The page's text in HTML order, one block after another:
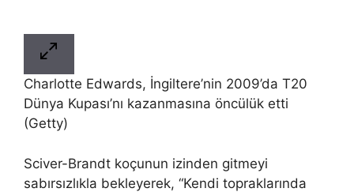
Charlotte Edwards, İngiltere’nin 2009’da T20
Dünya Kupası’nı kazanmasına öncülük etti
(Getty)
Sciver-Brandt koçunun izinden gitmeyi
sabırsızlıkla bekleyerek, “Kendi topraklarında